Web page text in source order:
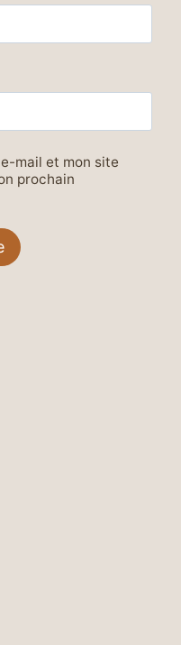
mail et mon site
prochain